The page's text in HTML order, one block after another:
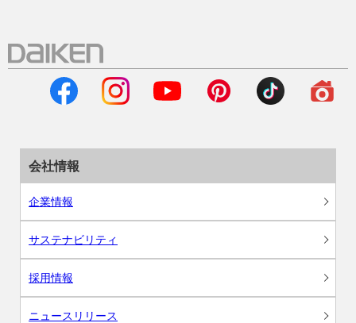
会社情報
企業情報
サステナビリティ
採用情報
ニュースリリース